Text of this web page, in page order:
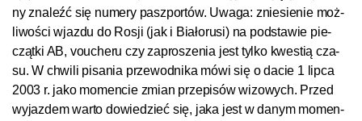
ny zna­leźć się nu­me­ry pasz­por­tów. Uwa­ga: znie­sie­nie moż­
li­woś­ci wjaz­du do Ros­ji (jak i Bia­ło­ru­si) na pod­sta­wie pie­
cząt­ki AB, vou­che­ru czy za­pro­sze­nia jest tyl­ko kwes­tią cza­
su. W chwi­li pi­sa­nia prze­wod­ni­ka mó­wi się o da­cie 1 lip­ca
2003 r. ja­ko mo­men­cie zmian prze­pi­sów wi­zo­wych. Przed
wy­jaz­dem war­to do­wie­dzieć się, ja­ka jest w da­nym mo­men­